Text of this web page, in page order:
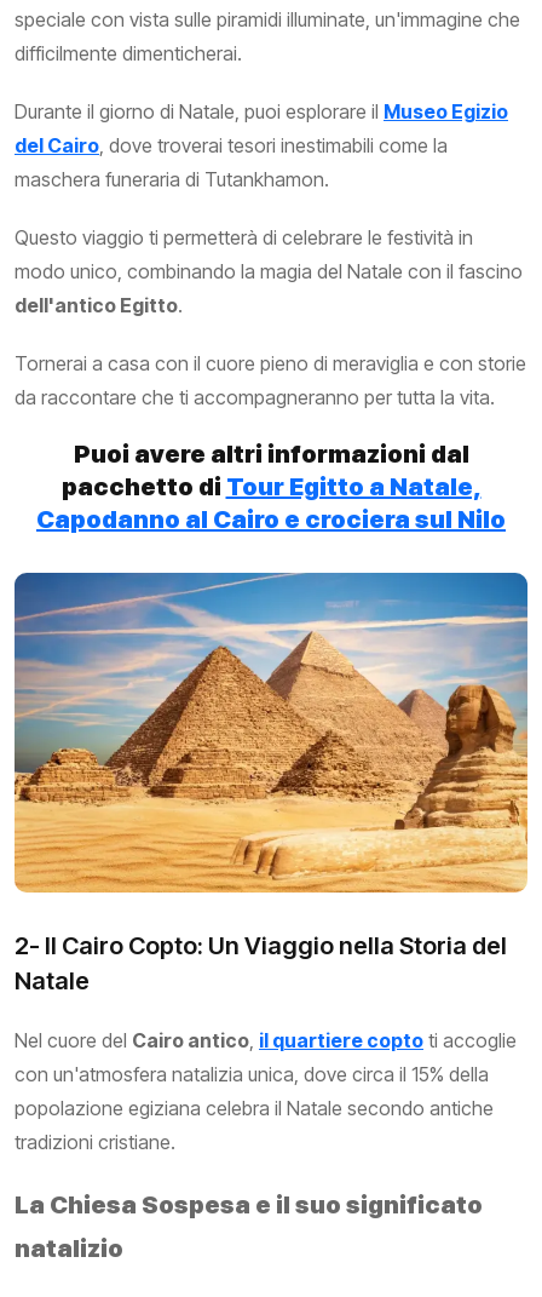
speciale con vista sulle piramidi illuminate, un'immagine che
difficilmente dimenticherai.
Durante il giorno di Natale, puoi esplorare il Museo Egizio
del Cairo , dove troverai tesori inestimabili come la
maschera funeraria di Tutankhamon.
Questo viaggio ti permetterà di celebrare le festività in
modo unico, combinando la magia del Natale con il fascino
dell'antico Egitto.
Tornerai a casa con il cuore pieno di meraviglia e con storie
da raccontare che ti accompagneranno per tutta la vita.
Puoi avere altri informazioni dal
pacchetto di Tour Egitto a Natale,
Capodanno al Cairo e crociera sul Nilo
2- Il Cairo Copto: Un Viaggio nella Storia del
Natale
Nel cuore del Cairo antico il quartiere copto ti accoglie
con un'atmosfera natalizia unica, dove circa il 15% della
popolazione egiziana celebra il Natale secondo antiche
tradizioni cristiane.
La Chiesa Sospesa e il suo significato
natalizio